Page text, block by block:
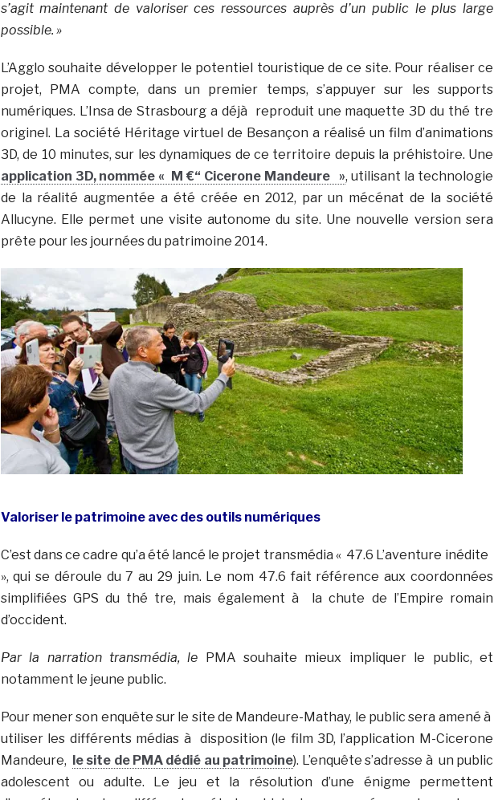
s’agit maintenant de valoriser ces ressources auprès d’un public le plus large
possible. »
L’Agglo souhaite développer le potentiel touristique de ce site. Pour réaliser ce
projet, PMA compte, dans un premier temps, s’appuyer sur les supports
numériques. L’Insa de Strasbourg a déjà reproduit une maquette 3D du thé tre
originel. La société Héritage virtuel de Besançon a réalisé un film d’animations
3D, de 10 minutes, sur les dynamiques de ce territoire depuis la préhistoire. Une
application 3D, nommée « M €“ Cicerone Mandeure », utilisant la technologie
de la réalité augmentée a été créée en 2012, par un mécénat de la société
Allucyne. Elle permet une visite autonome du site. Une nouvelle version sera
prête pour les journées du patrimoine 2014.
Valoriser le patrimoine avec des outils numériques
C’est dans ce cadre qu’a été lancé le projet transmédia « 47.6 L’aventure inédite
», qui se déroule du 7 au 29 juin. Le nom 47.6 fait référence aux coordonnées
simplifiées GPS du thé tre, mais également à la chute de l’Empire romain
d’occident.
Par la narration transmédia, le PMA souhaite mieux impliquer le public, et
notamment le jeune public.
Pour mener son enquête sur le site de Mandeure-Mathay, le public sera amené à
utiliser les différents médias à disposition (le film 3D, l’application M-Cicerone
Mandeure, le site de PMA dédié au patrimoine). L’enquête s’adresse à un public
adolescent ou adulte. Le jeu et la résolution d’une énigme permettent